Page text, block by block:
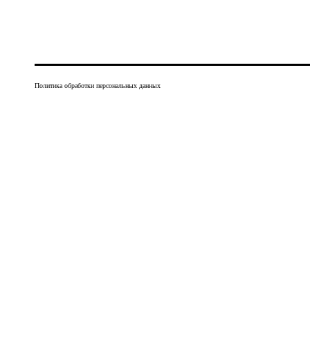
Политика обработки персональных данных